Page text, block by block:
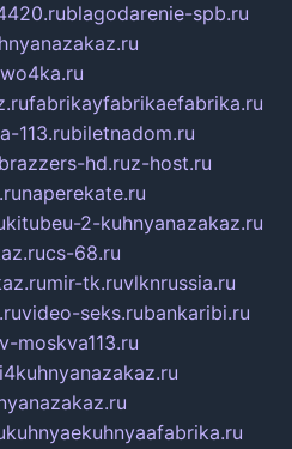
blagodarenie-spb.ru
fabrikayfabrikaefabrika.ru
113.rubiletnadom.ru
brazzers-hd.ruz-host.ru
naperekate.ru
kitubeu-2-kuhnyanazakaz.ru
cs-68.ru
mir-tk.ruvlknrussia.ru
video-seks.rubankaribi.ru
moskva113.ru
kuhnyaekuhnyaafabrika.ru